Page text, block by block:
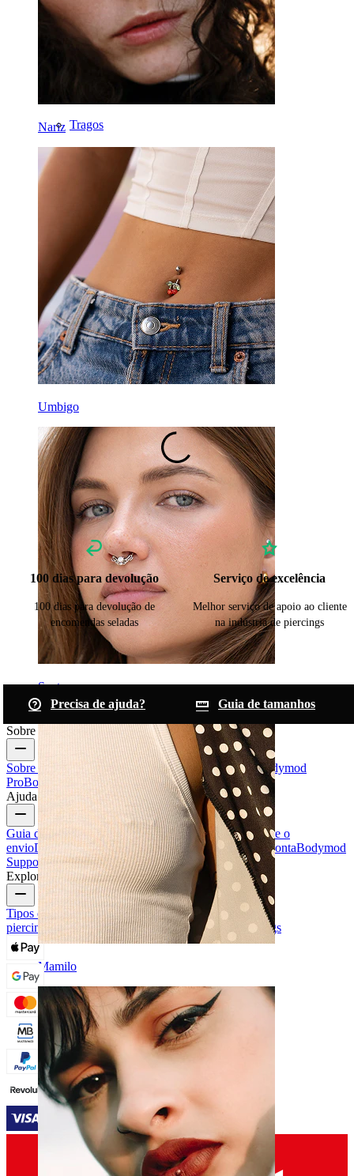
Nariz
Umbigo
Septo
Mamilo
Fake Piercings
Labret
Tragos
Ferradura
Argola
Ferramentas
Bananas
Lóbulo
Titânio
100 dias para devolução
100 dias para devolução de
encomendas seladas
Serviço de excelência
Melhor serviço de apoio ao cliente
na indústria de piercings
Precisa de ajuda?
Guia de tamanhos
Sobre a Bodymod
Sobre nós Blogue Termos e condições Contacte-nosBodymod
ProBodymod CreatorsAvaliações Bodymod
Ajuda e informações
Guia de tamanhos Seguir encomenda Informações sobre o
envioDevolução e cancelamentoPagamentoA minha contaBodymod
Support
Explore
Tipos de joias para piercingsMateriais das joias para
piercings
Problemas Comuns e Cuidados com Piercings